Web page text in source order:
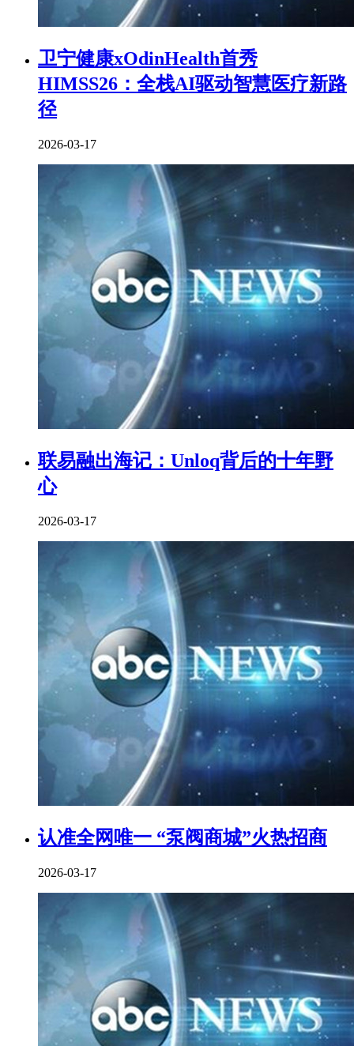
卫宁健康xOdinHealth首秀
HIMSS26：全栈AI驱动智慧医疗新路
径
2026-03-17
联易融出海记：Unloq背后的十年野
心
2026-03-17
认准全网唯一 “泵阀商城”火热招商
2026-03-17